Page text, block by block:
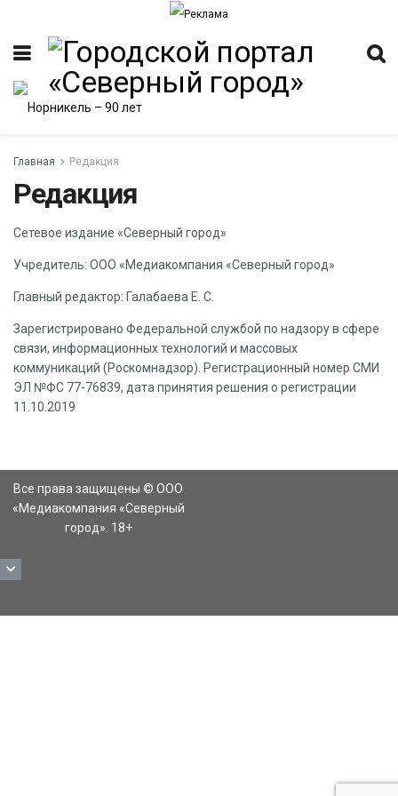
Главная Редакция
Редакция
Сетевое издание «Северный город»
Учредитель: ООО «Медиакомпания «Северный город»
Главный редактор: Галабаева Е. С.
Зарегистрировано Федеральной службой по надзору в сфере
связи, информационных технологий и массовых
коммуникаций (Роскомнадзор). Регистрационный номер СМИ
ЭЛ №ФС 77-76839, дата принятия решения о регистрации
11.10.2019
Все права защищены © ООО
«Медиакомпания «Северный
город». 18+